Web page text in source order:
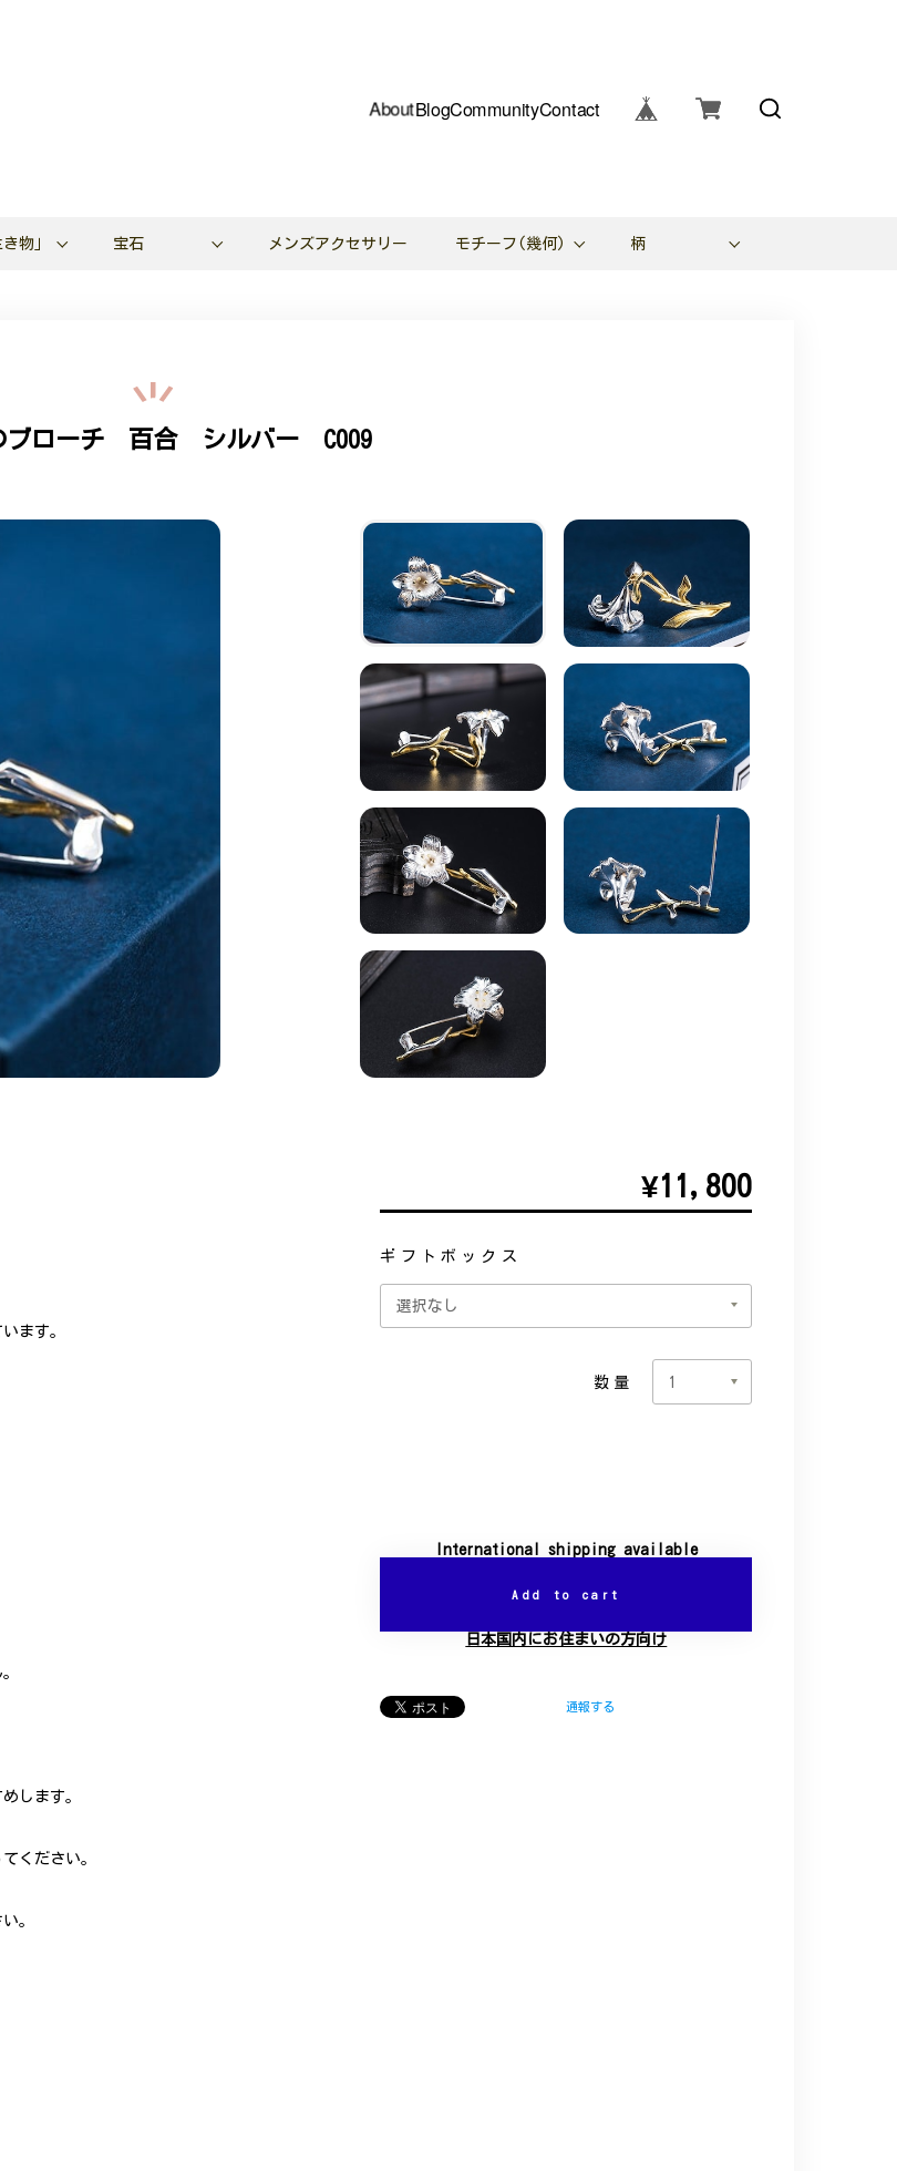
AboutBlogCommunityContact
物」 宝石 メンズアクセサリー モチーフ(幾何) 柄
ブローチ 百合 シルバー C009
ます。
します。
ください。
。
¥11,800
ギフトボックス
数量
International shipping available
Add to cart
日本国内にお住まいの方向け
通報する